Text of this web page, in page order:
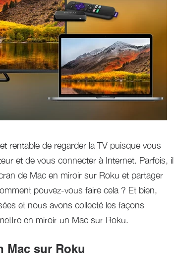
rentable de regarder la TV puisque vous
et de vous connecter à Internet. Parfois, il
de Mac en miroir sur Roku et partager
pouvez-vous faire cela ? Et bien,
et nous avons collecté les façons
en miroir un Mac sur Roku.
Mac sur Roku